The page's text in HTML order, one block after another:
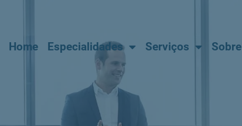
Home Especialidades Serviços Sobre